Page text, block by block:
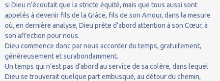
si Dieu n’écoutait que la stricte équité, mais que tous aussi sont
appelés à devenir fils de la Grâce, fils de son Amour, dans la mesure
où, en dernière analyse, Dieu prête d’abord attention à son Cœur, à
son affection pour nous.
Dieu commence donc par nous accorder du temps, gratuitement,
généreusement et surabondamment.
Un temps qui n’est pas d’abord au service de sa colère, dans lequel
Dieu se trouverait quelque part embusqué, au détour du chemin,